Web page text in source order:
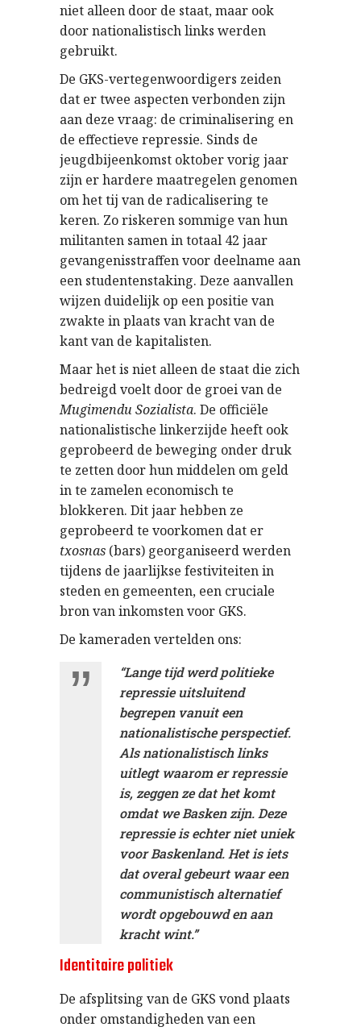
niet alleen door de staat, maar ook
door nationalistisch links werden
gebruikt.
De GKS-vertegenwoordigers zeiden
dat er twee aspecten verbonden zijn
aan deze vraag: de criminalisering en
de effectieve repressie. Sinds de
jeugdbijeenkomst oktober vorig jaar
zijn er hardere maatregelen genomen
om het tij van de radicalisering te
keren. Zo riskeren sommige van hun
militanten samen in totaal 42 jaar
gevangenisstraffen voor deelname aan
een studentenstaking. Deze aanvallen
wijzen duidelijk op een positie van
zwakte in plaats van kracht van de
kant van de kapitalisten.
Maar het is niet alleen de staat die zich
bedreigd voelt door de groei van de
Mugimendu Sozialista. De officiële
nationalistische linkerzijde heeft ook
geprobeerd de beweging onder druk
te zetten door hun middelen om geld
in te zamelen economisch te
blokkeren. Dit jaar hebben ze
geprobeerd te voorkomen dat er
txosnas (bars) georganiseerd werden
tijdens de jaarlijkse festiviteiten in
steden en gemeenten, een cruciale
bron van inkomsten voor GKS.
De kameraden vertelden ons:
“Lange tijd werd politieke
repressie uitsluitend
begrepen vanuit een
nationalistische perspectief.
Als nationalistisch links
uitlegt waarom er repressie
is, zeggen ze dat het komt
omdat we Basken zijn. Deze
repressie is echter niet uniek
voor Baskenland. Het is iets
dat overal gebeurt waar een
communistisch alternatief
wordt opgebouwd en aan
kracht wint.”
Identitaire politiek
De afsplitsing van de GKS vond plaats
onder omstandigheden van een